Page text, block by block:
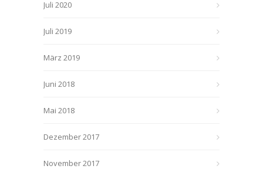
Juli 2020
Juli 2019
März 2019
Juni 2018
Mai 2018
Dezember 2017
November 2017